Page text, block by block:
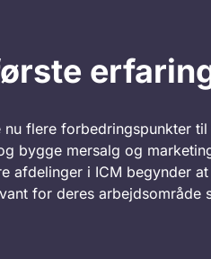
nu flere forbedringspunkter
bygge mersalg og
afdelinger i ICM begynder
for deres